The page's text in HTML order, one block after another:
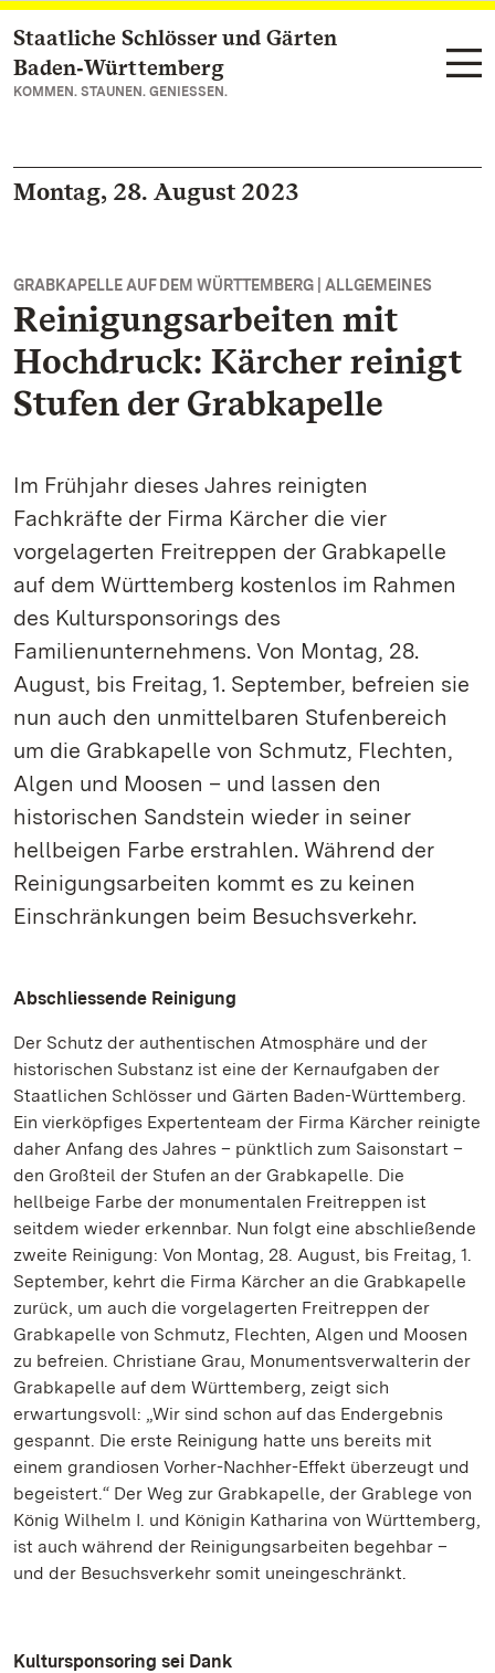
Zum Hauptinhalt springen
Staatliche Schlösser und Gärten
Baden‑Württemberg
KOMMEN. STAUNEN. GENIESSEN.
Montag, 28. August 2023
GRABKAPELLE AUF DEM WÜRTTEMBERG | ALLGEMEINES
Reinigungsarbeiten mit
Hochdruck: Kärcher reinigt
Stufen der Grabkapelle
Im Frühjahr dieses Jahres reinigten
Fachkräfte der Firma Kärcher die vier
vorgelagerten Freitreppen der Grabkapelle
auf dem Württemberg kostenlos im Rahmen
des Kultursponsorings des
Familienunternehmens. Von Montag, 28.
August, bis Freitag, 1. September, befreien sie
nun auch den unmittelbaren Stufenbereich
um die Grabkapelle von Schmutz, Flechten,
Algen und Moosen – und lassen den
historischen Sandstein wieder in seiner
hellbeigen Farbe erstrahlen. Während der
Reinigungsarbeiten kommt es zu keinen
Einschränkungen beim Besuchsverkehr.
Abschliessende Reinigung
Der Schutz der authentischen Atmosphäre und der
historischen Substanz ist eine der Kernaufgaben der
Staatlichen Schlösser und Gärten Baden-Württemberg.
Ein vierköpfiges Expertenteam der Firma Kärcher reinigte
daher Anfang des Jahres – pünktlich zum Saisonstart –
den Großteil der Stufen an der Grabkapelle. Die
hellbeige Farbe der monumentalen Freitreppen ist
seitdem wieder erkennbar. Nun folgt eine abschließende
zweite Reinigung: Von Montag, 28. August, bis Freitag, 1.
September, kehrt die Firma Kärcher an die Grabkapelle
zurück, um auch die vorgelagerten Freitreppen der
Grabkapelle von Schmutz, Flechten, Algen und Moosen
zu befreien. Christiane Grau, Monumentsverwalterin der
Grabkapelle auf dem Württemberg, zeigt sich
erwartungsvoll: „Wir sind schon auf das Endergebnis
gespannt. Die erste Reinigung hatte uns bereits mit
einem grandiosen Vorher-Nachher-Effekt überzeugt und
begeistert.“ Der Weg zur Grabkapelle, der Grablege von
König Wilhelm I. und Königin Katharina von Württemberg,
ist auch während der Reinigungsarbeiten begehbar –
und der Besuchsverkehr somit uneingeschränkt.
Kultursponsoring sei Dank